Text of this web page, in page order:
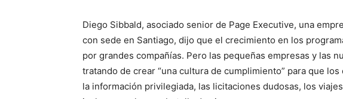
Diego Sibbald, asociado senior de Page Executive, una
con sede en Santiago, dijo que el crecimiento en los
por grandes compañías. Pero las pequeñas empresas y las
tratando de crear “una cultura de cumplimiento” para que
la información privilegiada, las licitaciones dudosas, los